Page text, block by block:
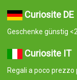
Curiosite DE
Geschenke günstig
Curiosite IT
Regali a poco